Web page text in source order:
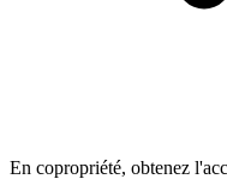
En copropriété, obtenez